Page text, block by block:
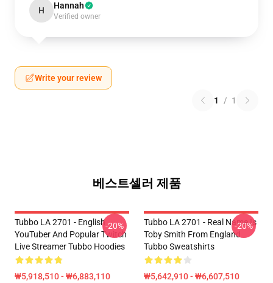
H Hannah
Verified owner
Write your review
1 / 1
베스트셀러 제품
Tubbo LA 2701 - English
YouTuber And Popular Twitch
Live Streamer Tubbo Hoodies
₩5,918,510 - ₩6,883,110
-20%
Tubbo LA 2701 - Real Name Is
Toby Smith From England
Tubbo Sweatshirts
₩5,642,910 - ₩6,607,510
-20%